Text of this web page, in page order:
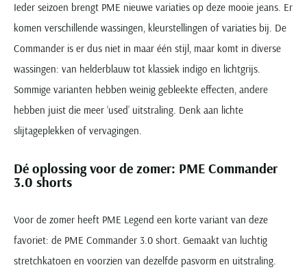
Ieder seizoen brengt PME nieuwe variaties op deze mooie jeans. Er
komen verschillende wassingen, kleurstellingen of variaties bij. De
Commander is er dus niet in maar één stijl, maar komt in diverse
wassingen: van helderblauw tot klassiek indigo en lichtgrijs.
Sommige varianten hebben weinig gebleekte effecten, andere
hebben juist die meer ‘used’ uitstraling. Denk aan lichte
slijtageplekken of vervagingen.
Dé oplossing voor de zomer: PME Commander
3.0 shorts
Voor de zomer heeft PME Legend een korte variant van deze
favoriet: de PME Commander 3.0 short. Gemaakt van luchtig
stretchkatoen en voorzien van dezelfde pasvorm en uitstraling.